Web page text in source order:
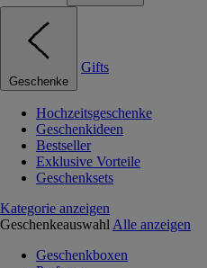
Geschenke
Gifts
Hochzeitsgeschenke
Geschenkideen
Bestseller
Exklusive Vorteile
Geschenksets
Kategorie anzeigen
Geschenkeauswahl Alle anzeigen
Geschenkboxen